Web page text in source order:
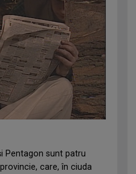
Pentagon sunt patru
care, în ciuda